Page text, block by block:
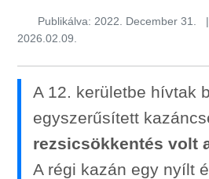
Publikálva: 2022. December 31. |
2026.02.09.
A 12. kerületbe hívtak
egyszerűsített
rezsicsökkentés volt
A régi kazán egy nyílt